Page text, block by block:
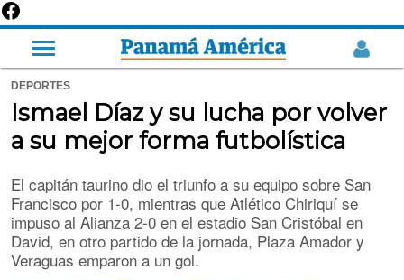
DEPORTES
Ismael Díaz y su lucha por volver
a su mejor forma futbolística
El capitán taurino dio el triunfo a su equipo sobre San
Francisco por 1-0, mientras que Atlético Chiriquí se
impuso al Alianza 2-0 en el estadio San Cristóbal en
David, en otro partido de la jornada, Plaza Amador y
Veraguas emparon a un gol.